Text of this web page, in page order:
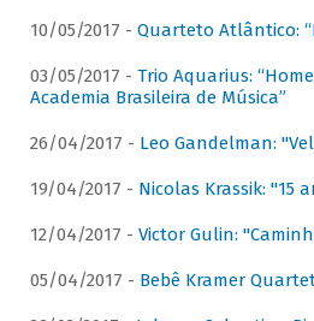
10/05/2017 - Quarteto Atlântico:
03/05/2017 - Trio Aquarius:
Academia Brasileira de Música”
26/04/2017 - Leo Gandelman:
19/04/2017 - Nicolas Krassik: "15
12/04/2017 - Victor Gulin:
05/04/2017 - Bebê Kramer